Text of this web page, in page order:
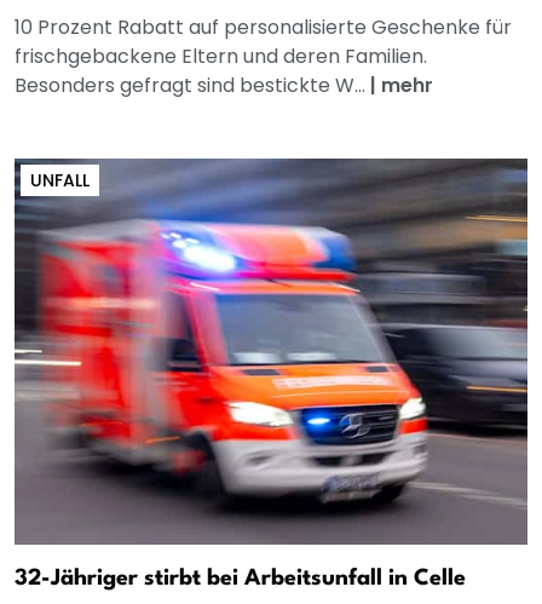
10 Prozent Rabatt auf personalisierte Geschenke für
frischgebackene Eltern und deren Familien.
Besonders gefragt sind bestickte W... | mehr
UNFALL
32-Jähriger stirbt bei Arbeitsunfall in Celle